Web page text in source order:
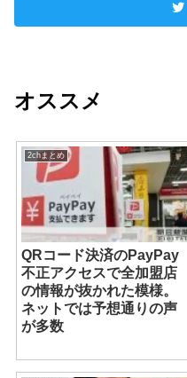
オススメ
2chまとめ
QRコード決済のPayPay
不正アクセスで全加盟店
の情報が抜かれた模様。
ネットでは予想通りの声
が多数